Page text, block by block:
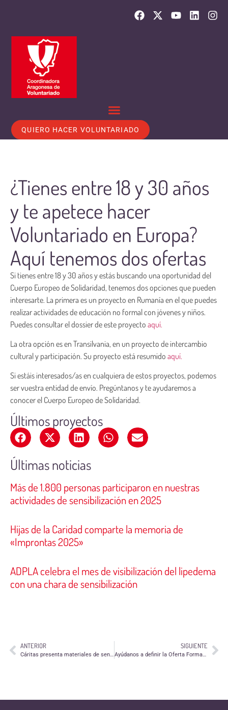
QUIERO HACER VOLUNTARIADO
¿Tienes entre 18 y 30 años
y te apetece hacer
Voluntariado en Europa?
Aquí tenemos dos ofertas
Si tienes entre 18 y 30 años y estás buscando una oportunidad del
Cuerpo Europeo de Solidaridad, tenemos dos opciones que pueden
interesarte. La primera es un proyecto en Rumanía en el que puedes
realizar actividades de educación no formal con jóvenes y niños.
Puedes consultar el dossier de este proyecto aquí.
La otra opción es en Transilvania, en un proyecto de intercambio
cultural y participación. Su proyecto está resumido aquí.
Si estáis interesados/as en cualquiera de estos proyectos, podemos
ser vuestra entidad de envío. Pregúntanos y te ayudaremos a
conocer el Cuerpo Europeo de Solidaridad.
Últimos proyectos
Últimas noticias
Más de 1.800 personas participaron en nuestras
actividades de sensibilización en 2025
Hijas de la Caridad comparte la memoria de
«Improntas 2025»
ADPLA celebra el mes de visibilización del lipedema
con una chara de sensibilización
ANTERIOR
Cáritas presenta materiales de sensibilización sobre interculturalidad
SIGUIENTE
Ayúdanos a definir la Oferta Formativa para Voluntariado 2023